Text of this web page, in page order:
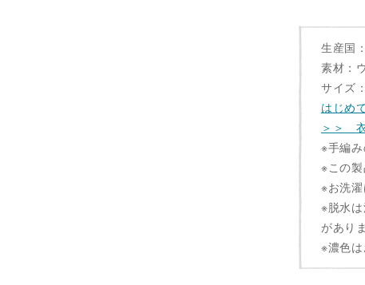
生産国
素材：
サイズ
はじめ
＞＞
※手編
※この
※お洗
※脱水
があり
※濃色